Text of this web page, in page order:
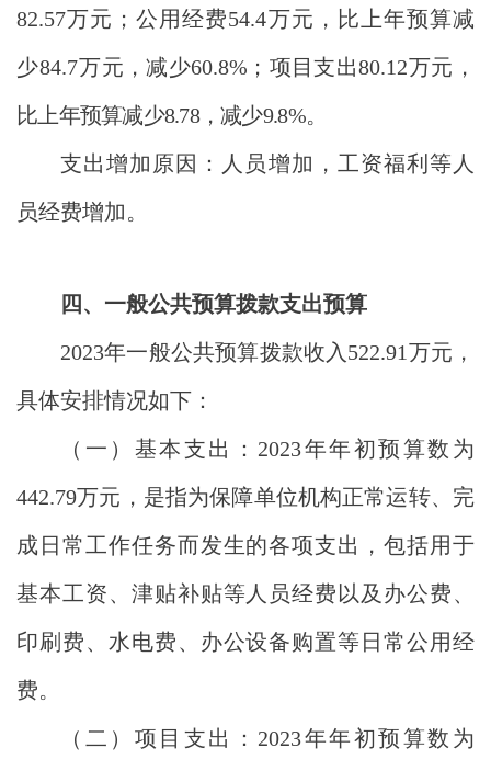
82.57万元；公用经费54.4万元，比上年预算减
少84.7万元，减少60.8%；项目支出80.12万元，
比上年预算减少8.78，减少9.8%。
支出增加原因：人员增加，工资福利等人
员经费增加。
四、一般公共预算拨款支出预算
2023年一般公共预算拨款收入522.91万元，
具体安排情况如下：
（一）基本支出： 2023年年初预算数为
442.79万元，是指为保障单位机构正常运转、完
成日常工作任务而发生的各项支出，包括用于
基本工资、津贴补贴等人员经费以及办公费、
印刷费、水电费、办公设备购置等日常公用经
费。
（二）项目支出： 2023年年初预算数为